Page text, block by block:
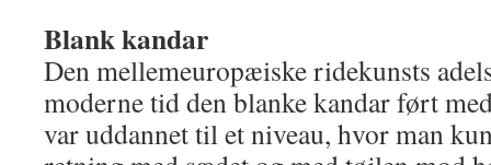
Blank kandar
Den mellemeuropæiske ridekunsts
moderne tid den blanke kandar ført
var uddannet til et niveau, hvor man